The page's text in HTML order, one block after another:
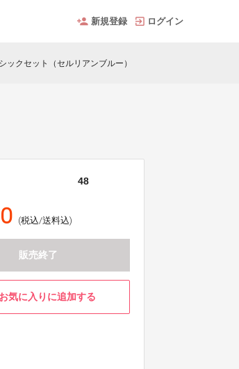
新規登録 ログイン
ックセット（セルリアンブルー）
48
(税込/送料込)
販売終了
お気に入りに追加する